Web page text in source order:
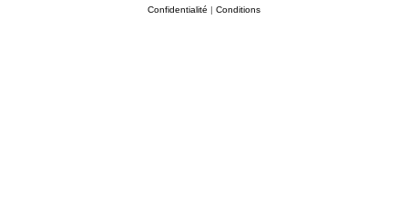
Confidentialité | Conditions